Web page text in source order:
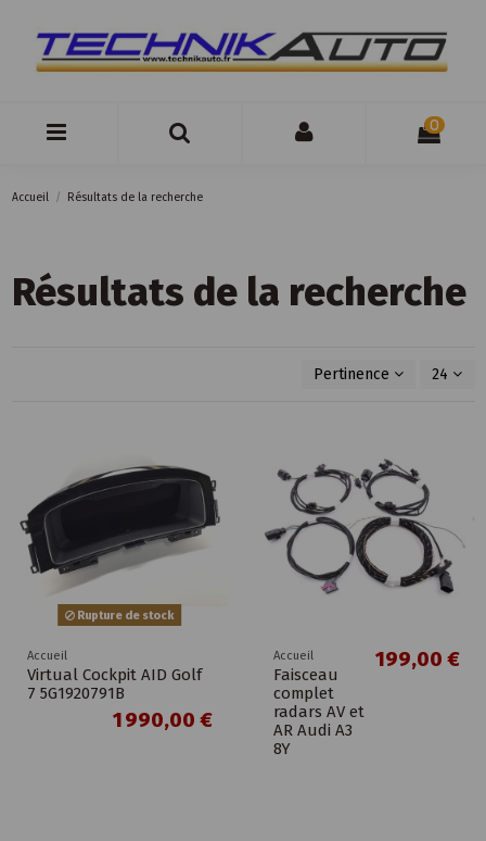
0
Accueil Résultats de la recherche
Résultats de la recherche
Pertinence 24
Rupture de stock
Accueil
Virtual Cockpit AID Golf
7 5G1920791B
1 990,00 €
Accueil
Faisceau
complet
radars AV et
AR Audi A3
8Y
199,00 €